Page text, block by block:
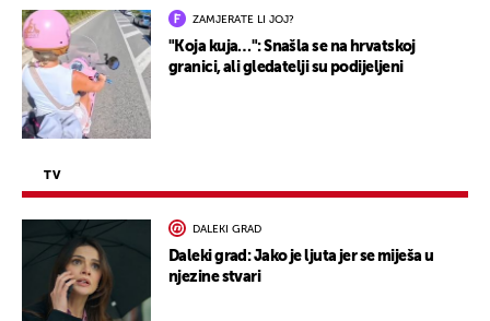
ZAMJERATE LI JOJ?
"Koja kuja…": Snašla se na hrvatskoj
granici, ali gledatelji su podijeljeni
TV
DALEKI GRAD
Daleki grad: Jako je ljuta jer se miješa u
njezine stvari